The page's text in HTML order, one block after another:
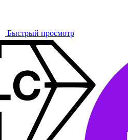
Быстрый просмотр